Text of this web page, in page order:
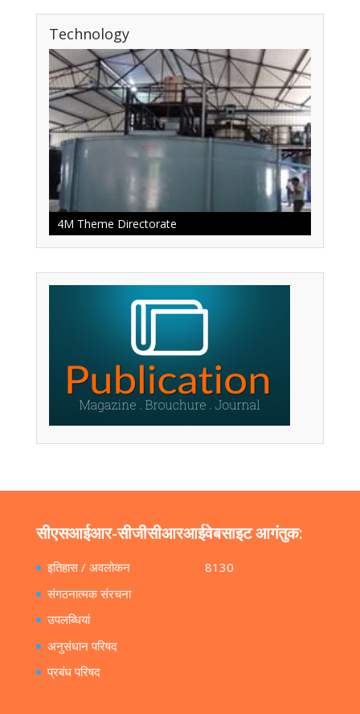
Technology
4M Theme Directorate
सीएसआईआर-सीजीसीआरआई
इतिहास / अवलोकन
संगठनात्मक संरचना
उपलब्धियां
अनुसंधान परिषद
प्रबंध परिषद
वेबसाइट आगंतुक:
8130